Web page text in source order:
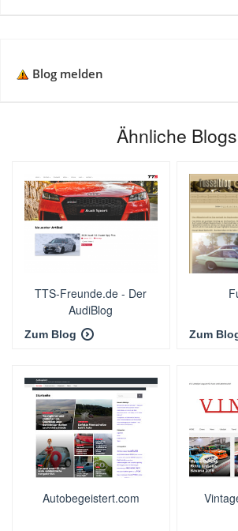
Blog melden
Ähnliche Blogs
TTS-Freunde.de - Der
AudiBlog
Zum Blog Zum
Autobegeistert.com